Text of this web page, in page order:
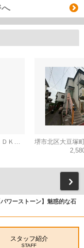
エンゼルハイム上野芝４ＬＤＫ（西百舌鳥小学校）
パワーストーン】魅惑的な石
スタッフ紹介
STAFF